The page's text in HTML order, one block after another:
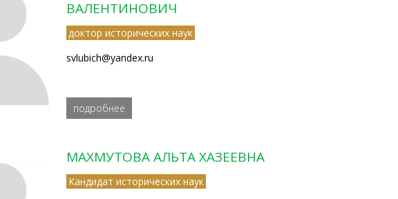
ВАЛЕНТИНОВИЧ
доктор исторических наук
svlubich@yandex.ru
подробнее
МАХМУТОВА АЛЬТА ХАЗЕЕВНА
Кандидат исторических наук